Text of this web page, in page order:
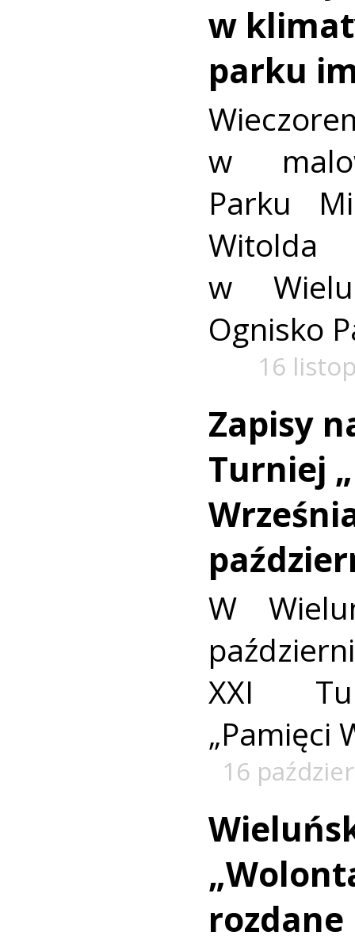
w
parku
w
Parku
w
Ognisko
16
Zapisy
Turniej
W
XXI
„Pamięci
16
rozdane